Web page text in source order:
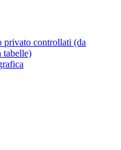
privato controllati (da
tabelle)